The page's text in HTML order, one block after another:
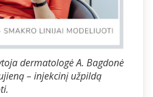
dermatologė A. Bagdonė
– injekcinį užpildą